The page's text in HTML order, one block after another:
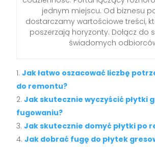
jednym miejscu. Od biznesu
dostarczamy wartościowe treści,
poszerzają horyzonty. Dołącz do
świadomych
Jak łatwo oszacować liczbę
do remontu?
Jak skutecznie wyczyścić płytki
fugowaniu?
Jak skutecznie domyć płytki po
Jak dobrać fugę do płytek